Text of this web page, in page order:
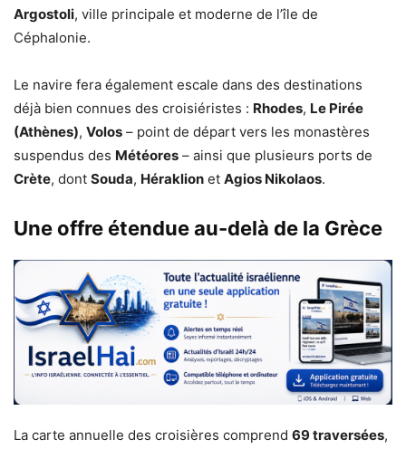
Argostoli, ville principale et moderne de l’île de
Céphalonie.
Le navire fera également escale dans des destinations
déjà bien connues des croisiéristes : Rhodes, Le Pirée
(Athènes), Volos – point de départ vers les monastères
suspendus des Météores – ainsi que plusieurs ports de
Crète, dont Souda, Héraklion et Agios Nikolaos.
Une offre étendue au-delà de la Grèce
La carte annuelle des croisières comprend 69 traversées,